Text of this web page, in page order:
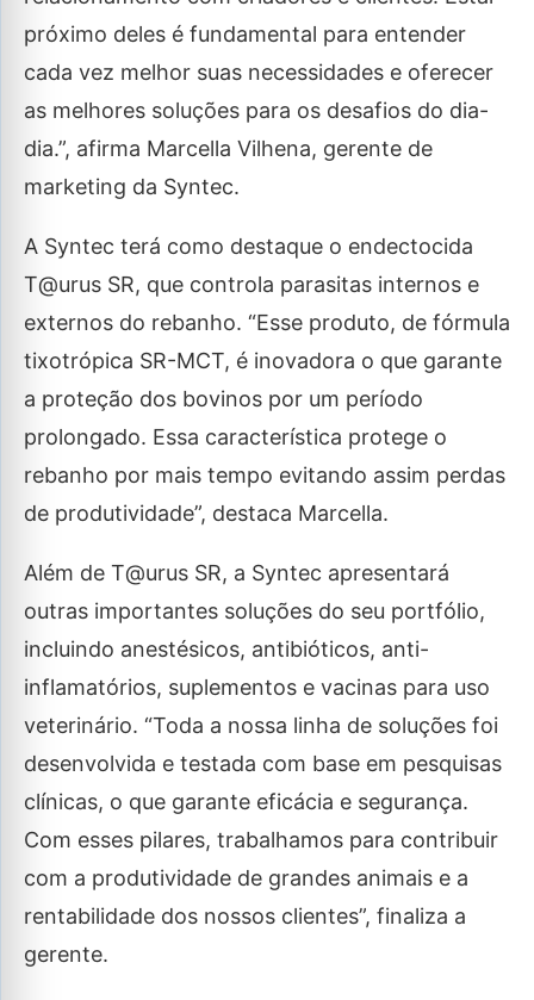
próximo deles é fundamental para entender
cada vez melhor suas necessidades e oferecer
as melhores soluções para os desafios do dia-
dia.”, afirma Marcella Vilhena, gerente de
marketing da Syntec.
A Syntec terá como destaque o endectocida
T@urus SR, que controla parasitas internos e
externos do rebanho. “Esse produto, de fórmula
tixotrópica SR-MCT, é inovadora o que garante
a proteção dos bovinos por um período
prolongado. Essa característica protege o
rebanho por mais tempo evitando assim perdas
de produtividade”, destaca Marcella.
Além de T@urus SR, a Syntec apresentará
outras importantes soluções do seu portfólio,
incluindo anestésicos, antibióticos, anti-
inflamatórios, suplementos e vacinas para uso
veterinário. “Toda a nossa linha de soluções foi
desenvolvida e testada com base em pesquisas
clínicas, o que garante eficácia e segurança.
Com esses pilares, trabalhamos para contribuir
com a produtividade de grandes animais e a
rentabilidade dos nossos clientes”, finaliza a
gerente.